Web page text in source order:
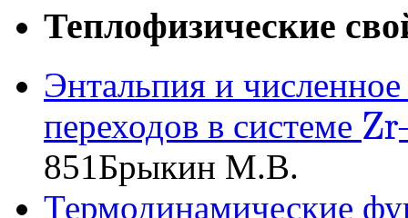
Теплофизические
Энтальпия и
переходов в системе Zr
Zr
851 Брыкин М.В.
Термодинамические